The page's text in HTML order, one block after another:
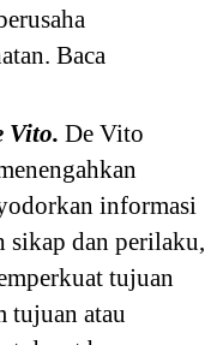
Baca
Vito. De Vito
informasi
sikap dan perilaku,
tujuan
tujuan atau